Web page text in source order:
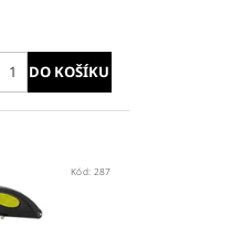
Kód: 287